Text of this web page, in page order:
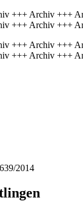
+++ Archiv +++
+++ Archiv +++
+++ Archiv +++
+++ Archiv +++
2014